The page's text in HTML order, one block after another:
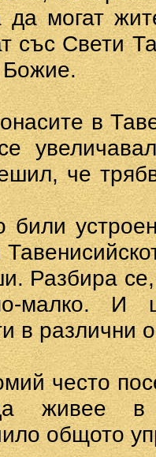
могат
със Свети
Божие.
в
че
били
Разбира
малко. И
в различни
често
живее в
общото